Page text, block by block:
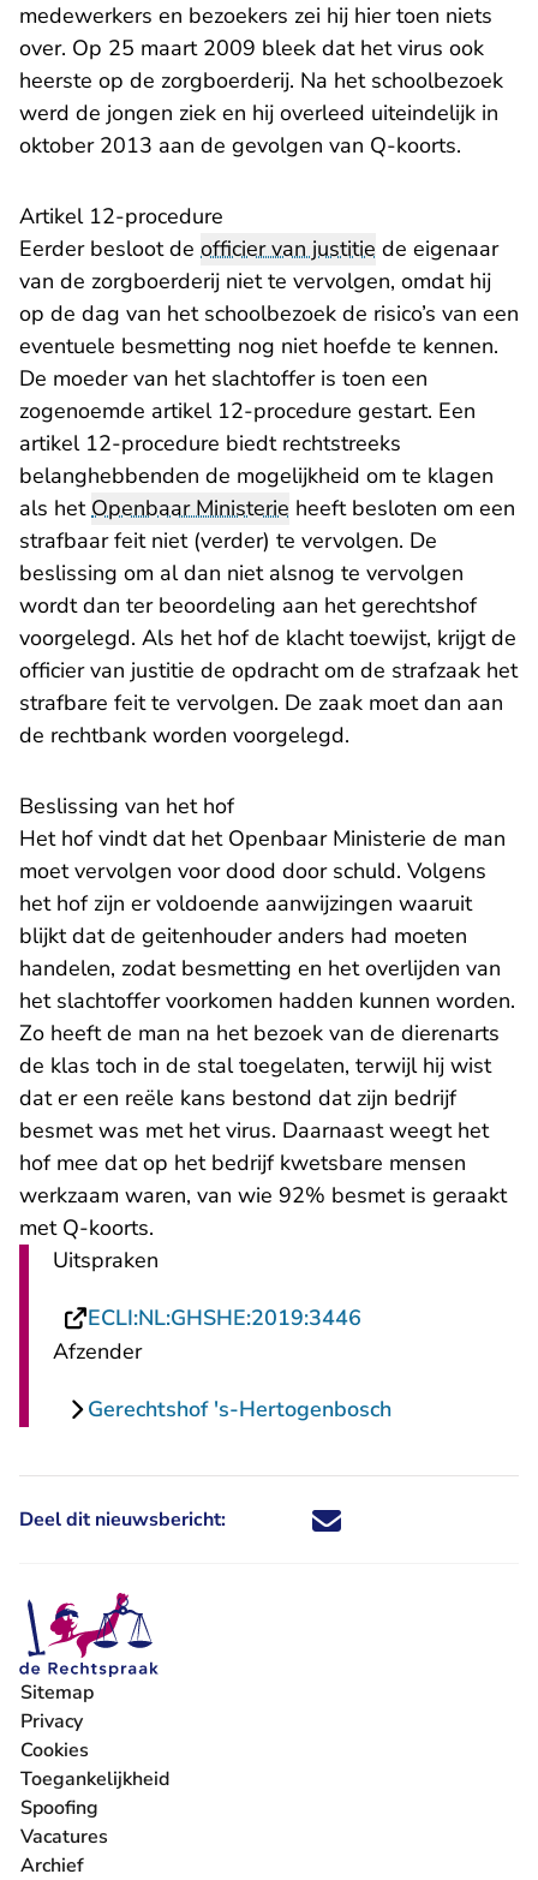
medewerkers en bezoekers zei hij hier toen niets
over. Op 25 maart 2009 bleek dat het virus ook
heerste op de zorgboerderij. Na het schoolbezoek
werd de jongen ziek en hij overleed uiteindelijk in
oktober 2013 aan de gevolgen van Q-koorts.
Artikel 12-procedure
Eerder besloot de officier van justitie de eigenaar
van de zorgboerderij niet te vervolgen, omdat hij
op de dag van het schoolbezoek de risico’s van een
eventuele besmetting nog niet hoefde te kennen.
De moeder van het slachtoffer is toen een
zogenoemde artikel 12-procedure gestart. Een
artikel 12-procedure biedt rechtstreeks
belanghebbenden de mogelijkheid om te klagen
als hetOpenbaar Ministerie heeft besloten om een
strafbaar feit niet (verder) te vervolgen. De
beslissing om al dan niet alsnog te vervolgen
wordt dan ter beoordeling aan het gerechtshof
voorgelegd. Als het hof de klacht toewijst, krijgt de
officier van justitie de opdracht om de strafzaak het
strafbare feit te vervolgen. De zaak moet dan aan
de rechtbank worden voorgelegd.
Beslissing van het hof
Het hof vindt dat het Openbaar Ministerie de man
moet vervolgen voor dood door schuld. Volgens
het hof zijn er voldoende aanwijzingen waaruit
blijkt dat de geitenhouder anders had moeten
handelen, zodat besmetting en het overlijden van
het slachtoffer voorkomen hadden kunnen worden.
Zo heeft de man na het bezoek van de dierenarts
de klas toch in de stal toegelaten, terwijl hij wist
dat er een reële kans bestond dat zijn bedrijf
besmet was met het virus. Daarnaast weegt het
hof mee dat op het bedrijf kwetsbare mensen
werkzaam waren, van wie 92% besmet is geraakt
met Q-koorts.
Uitspraken
ECLI:NL:GHSHE:2019:3446
Afzender
Gerechtshof 's-Hertogenbosch
Deel dit nieuwsbericht: Deel dit nieuwsbericht via X -
Deel dit nieuwsbericht via
Deel dit nieuwsbericht
Deel dit
Sitemap
Privacy
Cookies
Toegankelijkheid
Spoofing
Vacatures
- U verlaat Rechtspraak.nl
Archief